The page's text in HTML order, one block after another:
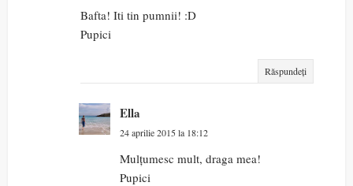
Bafta! Iti tin pumnii! :D
Pupici
Răspundeți
Ella
24 aprilie 2015 la 18:12
Mulțumesc mult, draga mea!
Pupici